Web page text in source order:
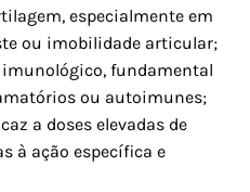
especialmente em
ou imobilidade articular;
fundamental
ou autoimunes;
a doses elevadas de
à ação específica e